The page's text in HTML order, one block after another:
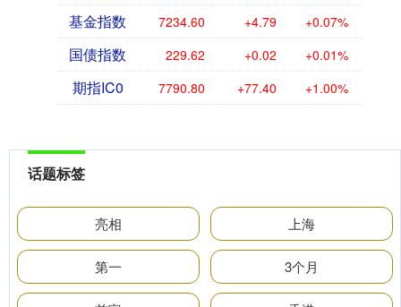
基金指数 7234.60 +4.79 +0.07%
国债指数 229.62 +0.02 +0.01%
期指IC0 7790.80 +77.40 +1.00%
话题标签
亮相 上海
第一 3个月